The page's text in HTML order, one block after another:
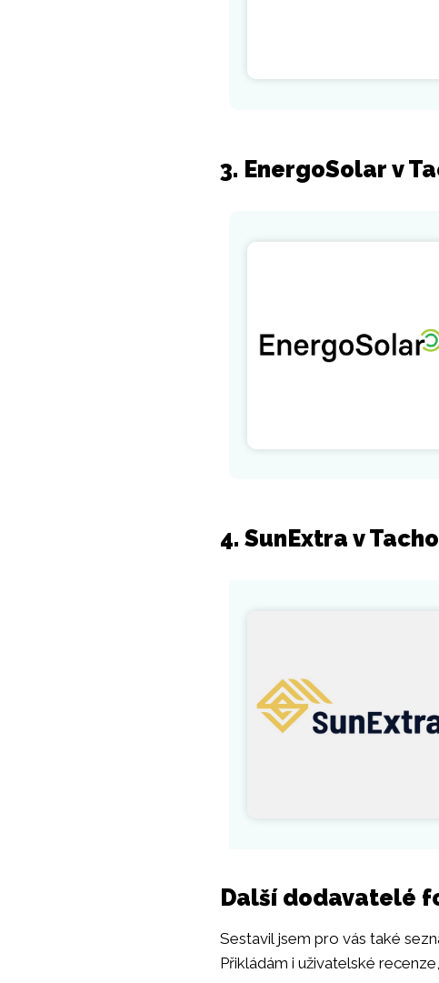
3. EnergoSolar v
4. SunExtra v
Další dodavatelé
Sestavil jsem pro vás také
Přikládám i uživatelské